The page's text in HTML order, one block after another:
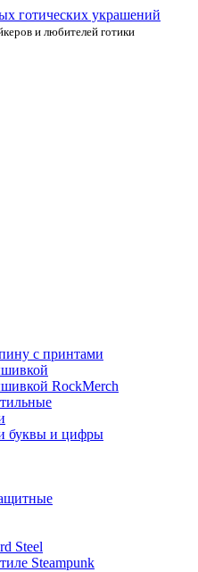
и любителей готики
с принтами
RockMerch
буквы и цифры
Steel
Steampunk